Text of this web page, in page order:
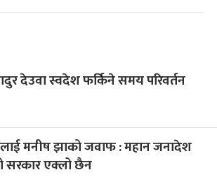
देउवा स्वदेश फर्किने समय परिवर्तन
मनीष झाको जवाफ : महान जनादेश
सरकार एक्लो छैन